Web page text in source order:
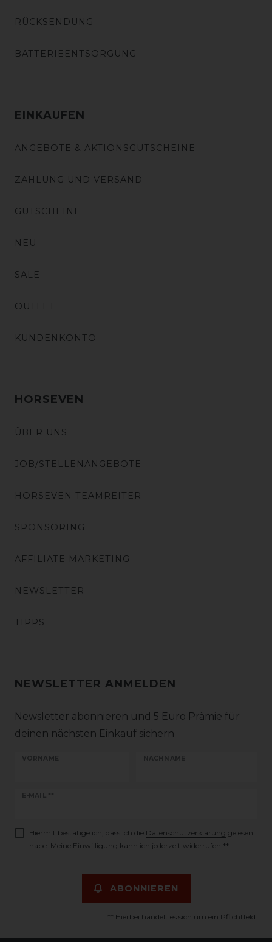
RÜCKSENDUNG
BATTERIEENTSORGUNG
EINKAUFEN
ANGEBOTE & AKTIONSGUTSCHEINE
ZAHLUNG UND VERSAND
GUTSCHEINE
NEU
SALE
OUTLET
KUNDENKONTO
HORSEVEN
ÜBER UNS
JOB/STELLENANGEBOTE
HORSEVEN TEAMREITER
SPONSORING
AFFILIATE MARKETING
NEWSLETTER
TIPPS
NEWSLETTER ANMELDEN
Newsletter abonnieren und 5 Euro Prämie für
deinen nächsten Einkauf sichern
VORNAME NACHNAME
E-MAIL **
Newsletter
Hiermit bestätige ich, dass ich die Daten­schutz­erklärung gelesen
habe. Meine Einwilligung kann ich jederzeit widerrufen.**
ABONNIEREN
** Hierbei handelt es sich um ein Pflichtfeld.